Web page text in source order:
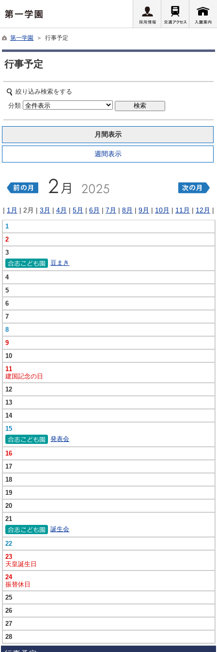
第一学園 ＞ 行事予定
行事予定
絞り込み検索をする
分類
月間表示
週間表示
| 1月 | 2月 | 3月 | 4月 | 5月 | 6月 | 7月 | 8月 | 9月 | 10月 | 11月 | 12月 |
1
2
3
豆まき
4
5
6
7
8
9
10
11
建国記念の日
12
13
14
15
発表会
16
17
18
19
20
21
誕生会
22
23
天皇誕生日
24
振替休日
25
26
27
28